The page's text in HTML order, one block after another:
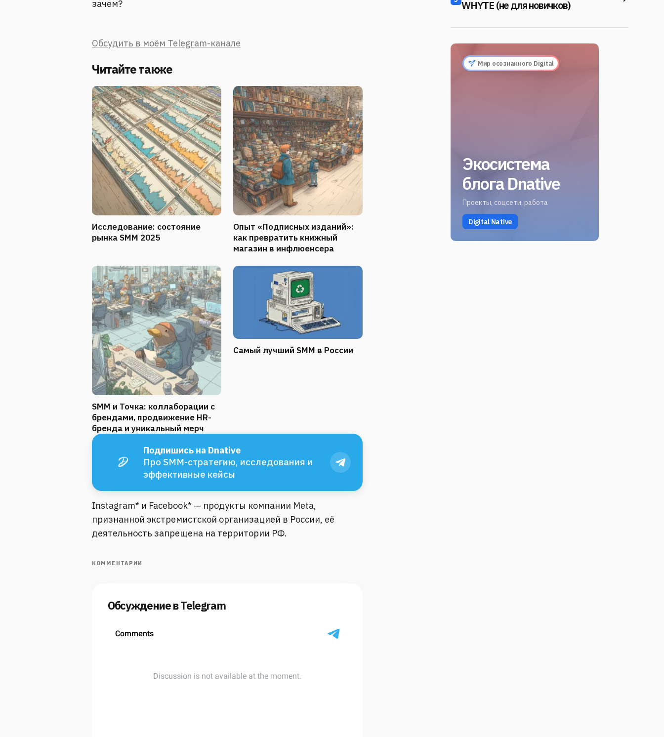
зачем?
Обсудить в моём Telegram-канале
Читайте также
Исследование: состояние
рынка SMM 2025
Опыт «Подписных изданий»:
как превратить книжный
магазин в инфлюенсера
SMM и Точка: коллаборации с
брендами, продвижение HR-
бренда и уникальный мерч
Самый лучший SMM в России
Подпишись на Dnative
Про SMM-стратегию, исследования и
эффективные кейсы
Instagram* и Facebook* — продукты компании Meta,
признанной экстремистской организацией в России, её
деятельность запрещена на территории РФ.
КОММЕНТАРИИ
Обсуждение в Telegram
WHYTE (не для новичков)
Мир осознанного Digital
Экосистема
блога Dnative
Проекты, соцсети, работа
Digital Native